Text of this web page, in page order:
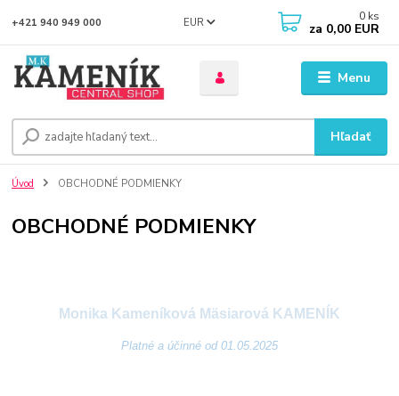
Menu
EUR
Hľadať
+421 940 949 000 0 ks
za 0,00 EUR
Úvod OBCHODNÉ PODMIENKY
OBCHODNÉ PODMIENKY
Monika Kameníková Mäsiarová KAMENÍK
Platné a účinné od 01.05.2025